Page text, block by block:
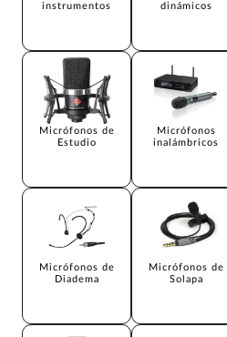
instrumentos
dinámicos
Micrófonos de
Estudio
Micrófonos
inalámbricos
Micrófonos de
Diadema
Micrófonos de
Solapa